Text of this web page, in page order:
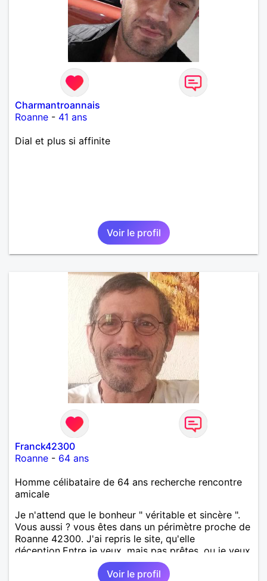
Charmantroannais
Roanne - 41 ans
Dial et plus si affinite
Voir le profil
Franck42300
Roanne - 64 ans
Homme célibataire de 64 ans recherche rencontre
amicale
Je n'attend que le bonheur " véritable et sincère ".
Vous aussi ? vous êtes dans un périmètre proche de
Roanne 42300. J'ai repris le site, qu'elle
déception.Entre je veux, mais pas prêtes. ou je veux
répondre quand quand j'en ais envie. Stop sois on
ais ai là pour partager où retrouver vous!. Une
Voir le profil